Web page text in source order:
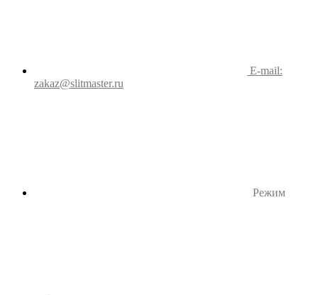
E-mail:
zakaz@slitmaster.ru
Режим